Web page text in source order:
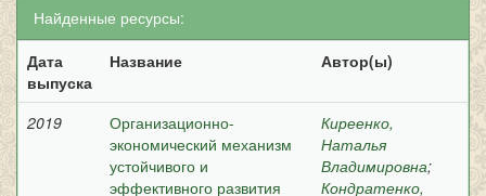
Найденные ресурсы:
Дата
выпуска
Название Автор(ы)
2019
Организационно-
экономический механизм
устойчивого и
эффективного развития
Киреенко,
Наталья
Владимировна;
Кондратенко,